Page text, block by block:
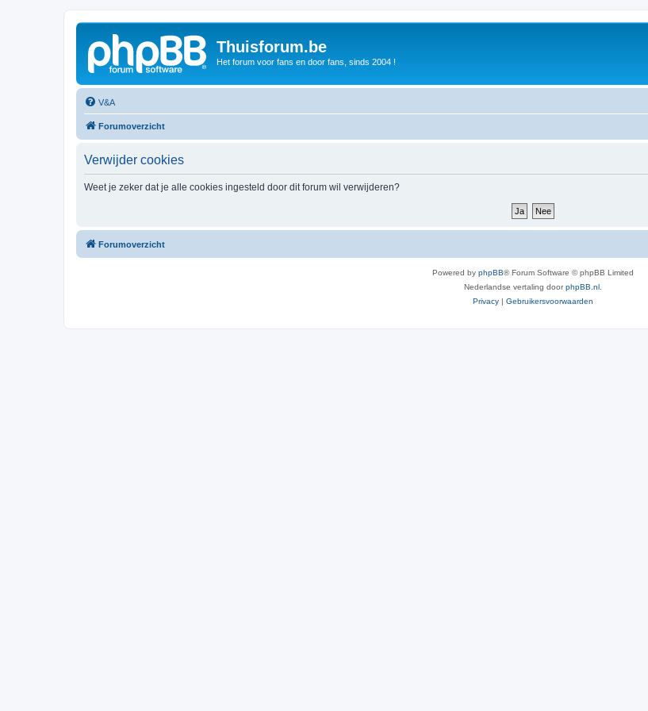
Thuisforum.be
Het forum voor fans en door fans, sinds 2004 !
V&A
Forumoverzicht
Verwijder cookies
Weet je zeker dat je alle cookies ingesteld door dit forum wil verwijderen?
Forumoverzicht
Powered by phpBB® Forum Software © phpBB Limited
Nederlandse vertaling doorphpBB.nl
Privacy | Gebruikersvoorwaarden